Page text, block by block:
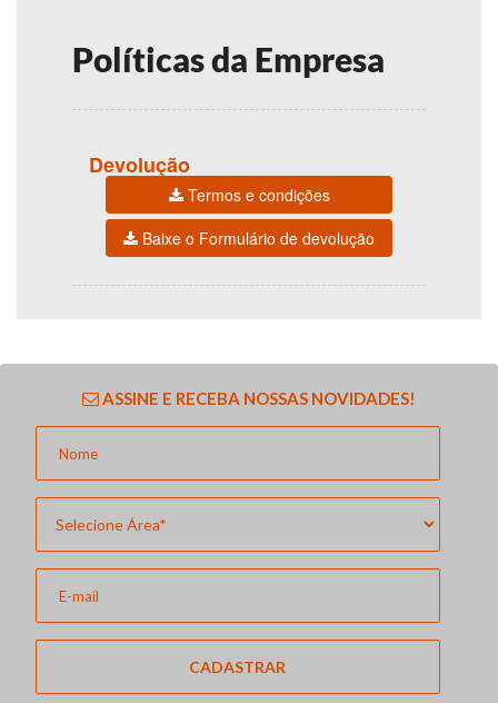
Políticas da Empresa
Devolução
Termos e condições
Baixe o Formulário de devolução
ASSINE E RECEBA NOSSAS NOVIDADES!
CADASTRAR